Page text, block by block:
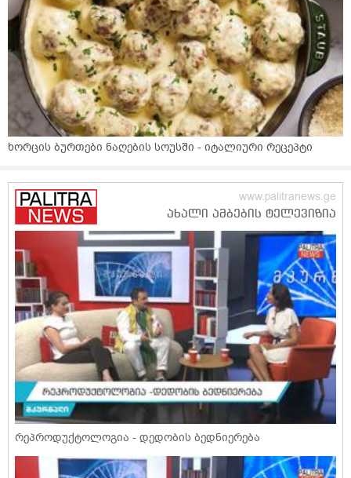
ხორცის ბურთები ნაღების სოუსში - იტალიური რეცეპტი
რეპროდუქტოლოგია - დედობის ბედნიერება